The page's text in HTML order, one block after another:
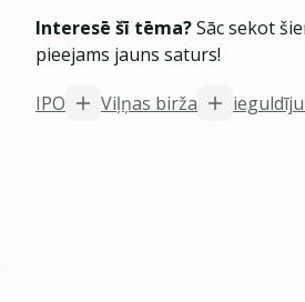
Interesē šī tēma?Sāc sekot
pieejams jauns saturs!
IPO
Viļņas birža